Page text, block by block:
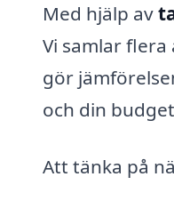
Med hjälp av
Vi samlar
gör
och din
Att tänka på